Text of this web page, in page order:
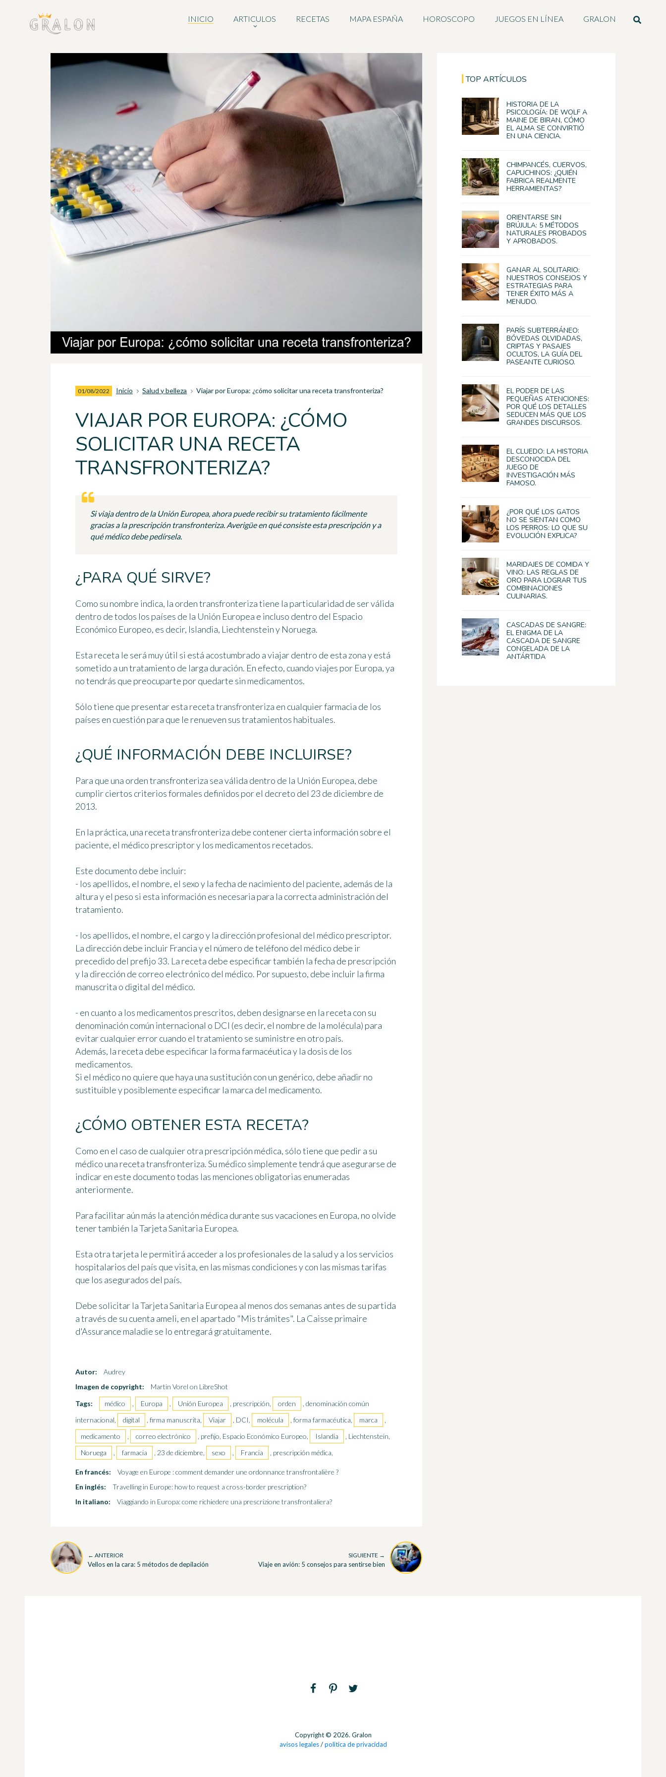
INICIO ARTICULOS RECETAS MAPA ESPAÑA HOROSCOPO JUEGOS EN LÍNEA GRALON
01/08/2022 Inicio Salud y belleza Viajar por Europa: ¿cómo solicitar una receta transfronteriza?
VIAJAR POR EUROPA: ¿CÓMO
SOLICITAR UNA RECETA
TRANSFRONTERIZA?
Si viaja dentro de la Unión Europea, ahora puede recibir su tratamiento fácilmente
gracias a la prescripción transfronteriza. Averigüe en qué consiste esta prescripción y a
qué médico debe pedírsela.
¿PARA QUÉ SIRVE?
Como su nombre indica, la orden transfronterizatiene la particularidad de ser válida
dentro de todos los países de la Unión Europea e incluso dentro del Espacio
Económico Europeo, es decir, Islandia, Liechtenstein y Noruega.
Esta receta le será muy útil si está acostumbrado a viajar dentro de esta zona y está
sometido a un tratamiento de larga duración. En efecto, cuando viajes por Europa, ya
no tendrás que preocuparte por quedarte sin medicamentos.
Sólo tiene que presentar esta receta transfronteriza en cualquier farmacia de los
países en cuestión para que le renueven sus tratamientos habituales.
¿QUÉ INFORMACIÓN DEBE INCLUIRSE?
Para que una orden transfronteriza sea válida dentro de la Unión Europea, debe
cumplirciertos criterios formales definidos por el decreto del 23 de diciembre de
2013.
En la práctica, una receta transfronteriza debe contener cierta información sobre el
paciente, el médico prescriptor y los medicamentos recetados.
Este documento debe incluir:
- los apellidos, el nombre, el sexo y la fecha de nacimiento del paciente, además de la
altura y el peso si esta información es necesaria para la correcta administración del
tratamiento.
- los apellidos, el nombre, el cargo y la dirección profesional del médico prescriptor.
La dirección debe incluir Francia y el número de teléfono del médico debe ir
precedido del prefijo 33. La receta debe especificar también la fecha de prescripción
y la dirección de correo electrónico del médico. Por supuesto, debe incluir la firma
manuscrita o digital del médico.
- en cuanto a los medicamentos prescritos, deben designarse en la receta con su
denominación común internacional o DCI (es decir, el nombre de la molécula) para
evitar cualquier error cuando el tratamiento se suministre en otro país.
Además, la receta debe especificar la forma farmacéutica y la dosis de los
medicamentos.
Si el médico no quiere que haya una sustitución con un genérico, debe añadirno
sustituibley posiblemente especificar la marca del medicamento.
¿CÓMO OBTENER ESTA RECETA?
Como en el caso de cualquier otra prescripción médica, sólo tiene que pedir a su
médico una receta transfronteriza. Su médico simplemente tendrá que asegurarse de
indicar en este documentotodas las menciones obligatorias enumeradas
anteriormente.
Para facilitar aún más la atención médica durante sus vacaciones en Europa, no olvide
tener también la Tarjeta Sanitaria Europea.
Esta otra tarjeta le permitirá acceder a los profesionales de la salud y a los servicios
hospitalarios del país que visita, en las mismas condiciones y con las mismas tarifas
que los asegurados del país.
Debe solicitar la Tarjeta Sanitaria Europea al menos dos semanas antes de su partida
a través de su cuenta ameli, en el apartado "Mis trámites". La Caisse primaire
d'Assurance maladie se lo entregará gratuitamente.
Autor:
Audrey
Imagen de copyright:
Martin Vorel on LibreShot
Tags:
médico , Europa , Unión Europea , prescripción, orden
, denominación común
internacional,
digital , firma manuscrita, Viajar , DCI, molécula , forma farmacéutica, marca
,
medicamento
, correo electrónico , prefijo, Espacio Económico Europeo, Islandia
, Liechtenstein,
Noruega
, farmacia , 23 de diciembre, sexo , Francia , prescripción médica,
En francés:
Voyage en Europe : comment demander une ordonnance transfrontalière ?
En inglés:
Travelling in Europe: how to request a cross-border prescription?
In italiano:
Viaggiando in Europa: come richiedere una prescrizione transfrontaliera?
← ANTERIOR
Vellos en la cara: 5 métodos de depilación
SIGUIENTE →
Viaje en avión: 5 consejos para sentirse bien
TOP ARTÍCULOS
HISTORIA DE LA
PSICOLOGÍA: DE WOLF A
MAINE DE BIRAN, CÓMO
EL ALMA SE CONVIRTIÓ
EN UNA CIENCIA.
CHIMPANCÉS, CUERVOS,
CAPUCHINOS: ¿QUIÉN
FABRICA REALMENTE
HERRAMIENTAS?
ORIENTARSE SIN
BRÚJULA: 5 MÉTODOS
NATURALES PROBADOS
Y APROBADOS.
GANAR AL SOLITARIO:
NUESTROS CONSEJOS Y
ESTRATEGIAS PARA
TENER ÉXITO MÁS A
MENUDO.
PARÍS SUBTERRÁNEO:
BÓVEDAS OLVIDADAS,
CRIPTAS Y PASAJES
OCULTOS, LA GUÍA DEL
PASEANTE CURIOSO.
EL PODER DE LAS
PEQUEÑAS ATENCIONES:
POR QUÉ LOS DETALLES
SEDUCEN MÁS QUE LOS
GRANDES DISCURSOS.
EL CLUEDO: LA HISTORIA
DESCONOCIDA DEL
JUEGO DE
INVESTIGACIÓN MÁS
FAMOSO.
¿POR QUÉ LOS GATOS
NO SE SIENTAN COMO
LOS PERROS: LO QUE SU
EVOLUCIÓN EXPLICA?
MARIDAJES DE COMIDA Y
VINO: LAS REGLAS DE
ORO PARA LOGRAR TUS
COMBINACIONES
CULINARIAS.
CASCADAS DE SANGRE:
EL ENIGMA DE LA
CASCADA DE SANGRE
CONGELADA DE LA
ANTÁRTIDA
Copyright © 2026. Gralon
avisos legales/politica de privacidad